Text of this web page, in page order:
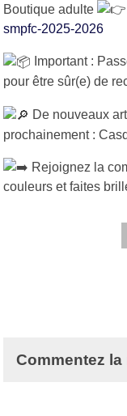
Boutique adulte
smpfc-2025-2026
Important :
pour être sûr(e) de
De nouveaux
prochainement :
Rejoignez la
couleurs et faites
Commentez la